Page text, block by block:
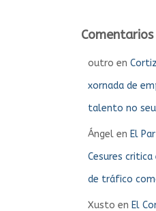
outro en
xornada de
talento no
Ángelen El
Cesures
de tráfico
Xusto en El